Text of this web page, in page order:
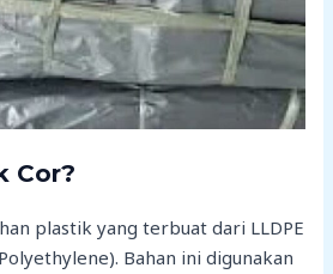
Cor?
plastik yang terbuat dari LLDPE
Bahan ini digunakan